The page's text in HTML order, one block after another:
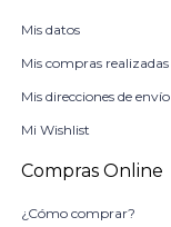
Mis datos
Mis compras realizadas
Mis direcciones de envío
Mi Wishlist
Compras Online
¿Cómo comprar?